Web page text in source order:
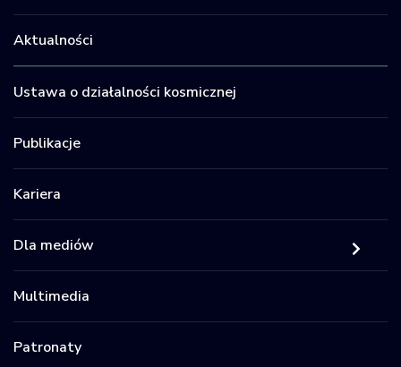
Aktualności
Ustawa o działalności kosmicznej
Publikacje
Kariera
Dla mediów
Multimedia
Patronaty